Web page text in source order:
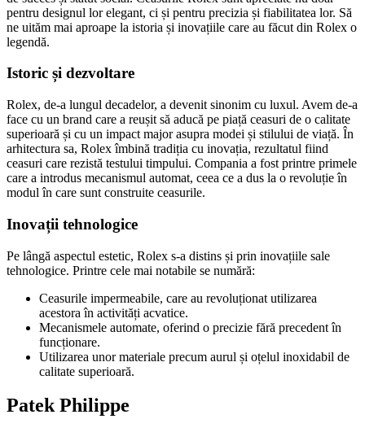
pentru designul lor elegant, ci și pentru precizia și fiabilitatea lor. Să
ne uităm mai aproape la istoria și inovațiile care au făcut din Rolex o
legendă.
Istoric și dezvoltare
Rolex, de-a lungul decadelor, a devenit sinonim cu luxul. Avem de-a
face cu un brand care a reușit să aducă pe piață ceasuri de o calitate
superioară și cu un impact major asupra modei și stilului de viață. În
arhitectura sa, Rolex îmbină tradiția cu inovația, rezultatul fiind
ceasuri care rezistă testului timpului. Compania a fost printre primele
care a introdus mecanismul automat, ceea ce a dus la o revoluție în
modul în care sunt construite ceasurile.
Inovații tehnologice
Pe lângă aspectul estetic, Rolex s-a distins și prin inovațiile sale
tehnologice. Printre cele mai notabile se numără:
Ceasurile impermeabile, care au revoluționat utilizarea
acestora în activități acvatice.
Mecanismele automate, oferind o precizie fără precedent în
funcționare.
Utilizarea unor materiale precum aurul și oțelul inoxidabil de
calitate superioară.
Patek Philippe